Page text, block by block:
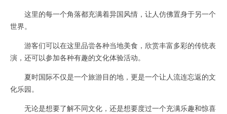
这里的每一个角落都充满着异国风情，让人仿佛置身于另一个
世界。
游客们可以在这里品尝各种当地美食，欣赏丰富多彩的传统表
演，还可以参加各种有趣的文化体验活动。
夏时国际不仅是一个旅游目的地，更是一个让人流连忘返的文
化乐园。
无论是想要了解不同文化，还是想要度过一个充满乐趣和惊喜